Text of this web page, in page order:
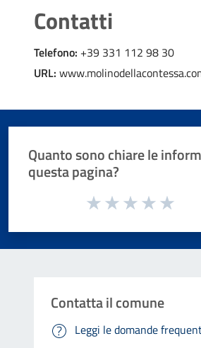
Contatti
Telefono: +39 331 112 98 30
URL:
Quanto sono chiare le
questa pagina?
Valuta da 1 a 5 stelle la pagina
Contatta il comune
Leggi le domande